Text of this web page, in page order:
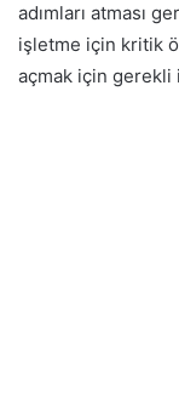
adımları atması
işletme için kritik
açmak için gerekli